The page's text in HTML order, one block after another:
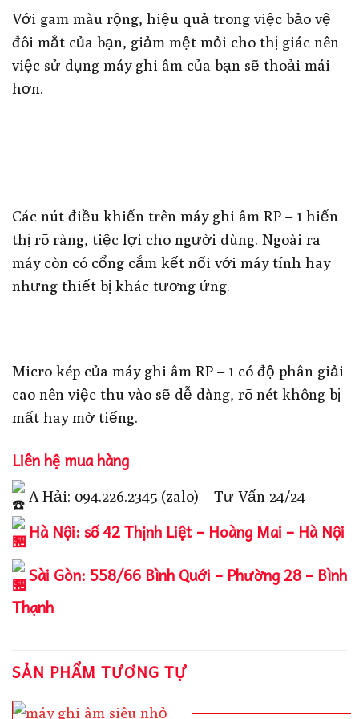
Với gam màu rộng, hiệu quả trong việc bảo vệ
đôi mắt của bạn, giảm mệt mỏi cho thị giác nên
việc sử dụng máy ghi âm của bạn sẽ thoải mái
hơn.
Các nút điều khiển trên máy ghi âm RP – 1 hiển
thị rõ ràng, tiệc lợi cho người dùng. Ngoài ra
máy còn có cổng cắm kết nối với máy tính hay
nhưng thiết bị khác tương ứng.
Micro kép của máy ghi âm RP – 1 có độ phân giải
cao nên việc thu vào sẽ dễ dàng, rõ nét không bị
mất hay mờ tiếng.
Liên hệ mua hàng
A Hải: 094.226.2345 (zalo) – Tư Vấn 24/24
Hà Nội: số 42 Thịnh Liệt – Hoàng Mai – Hà Nội
Sài Gòn: 558/66 Bình Quới – Phường 28 – Bình
Thạnh
SẢN PHẨM TƯƠNG TỰ